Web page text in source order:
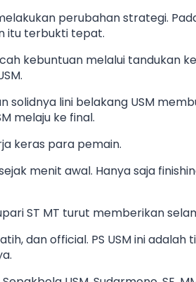
perubahan strategi.
itu terbukti tepat.
kebuntuan melalui tandukan
solidnya lini belakang USM
melaju ke final.
keras para pemain.
menit awal. Hanya saja
ST MT turut memberikan
dan official. PS USM ini